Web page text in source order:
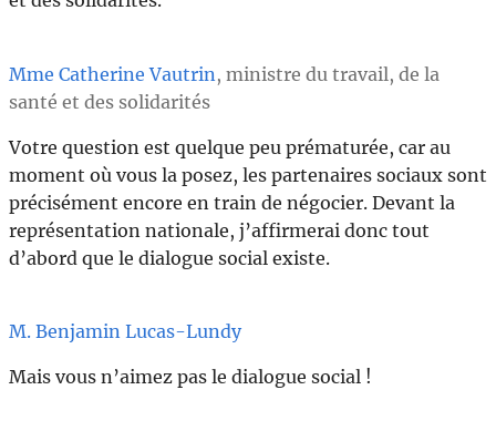
Mme Catherine Vautrin , ministre du travail, de la
santé et des solidarités
Votre question est quelque peu prématurée, car au
moment où vous la posez, les partenaires sociaux sont
précisément encore en train de négocier. Devant la
représentation nationale, j’affirmerai donc tout
d’abord que le dialogue social existe.
M. Benjamin Lucas-Lundy
Mais vous n’aimez pas le dialogue social !